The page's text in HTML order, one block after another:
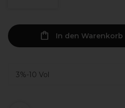
In den Warenkorb